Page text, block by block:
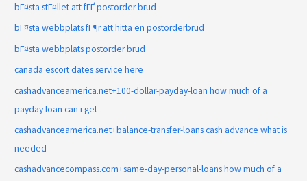
bГ¤sta stГ¤llet att fГҐ postorder brud
bГ¤sta webbplats fГ¶r att hitta en postorderbrud
bГ¤sta webbplats postorder brud
canada escort dates service here
cashadvanceamerica.net+100-dollar-payday-loan how much of a
payday loan can i get
cashadvanceamerica.net+balance-transfer-loans cash advance what is
needed
cashadvancecompass.com+same-day-personal-loans how much of a